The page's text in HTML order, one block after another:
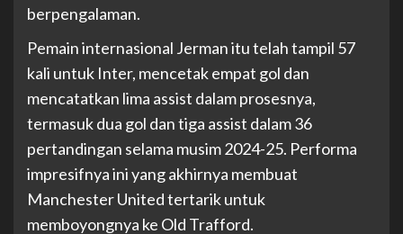
berpengalaman.
Pemain internasional Jerman itu telah tampil 57
kali untuk Inter, mencetak empat gol dan
mencatatkan lima assist dalam prosesnya,
termasuk dua gol dan tiga assist dalam 36
pertandingan selama musim 2024-25. Performa
impresifnya ini yang akhirnya membuat
Manchester United tertarik untuk
memboyongnya ke Old Trafford.